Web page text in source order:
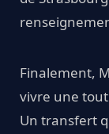
Finalement,
vivre une
Un transfert